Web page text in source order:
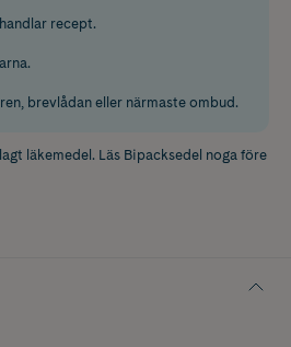
recept.
brevlådan eller närmaste ombud.
läkemedel. Läs Bipacksedel noga före